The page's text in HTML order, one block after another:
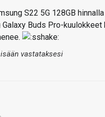
S22 5G 128GB
Galaxy Buds Pro-
vastataksesi